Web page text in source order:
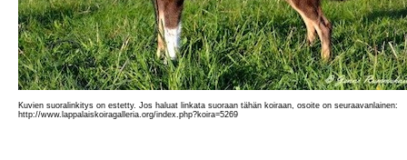
Kuvien suoralinkitys on estetty. Jos haluat linkata suoraan tähän koiraan, osoite on seuraavanlainen:
http://www.lappalaiskoiragalleria.org/index.php?koira=5269